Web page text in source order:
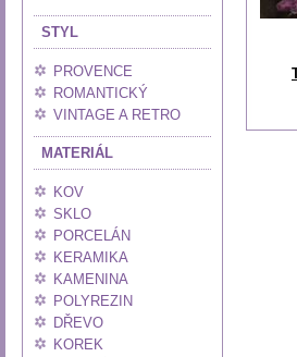
STYL
PROVENCE
ROMANTICKÝ
VINTAGE A RETRO
MATERIÁL
KOV
SKLO
PORCELÁN
KERAMIKA
KAMENINA
POLYREZIN
DŘEVO
KOREK